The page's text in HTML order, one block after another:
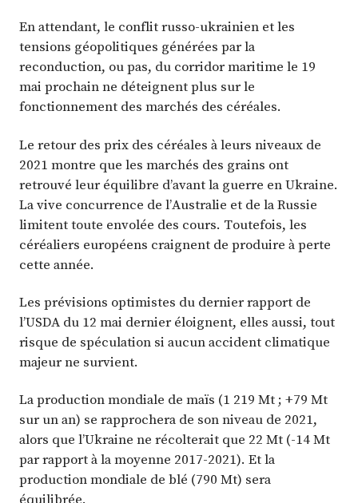
En attendant, le conflit russo-ukrainien et les
tensions géopolitiques générées par la
reconduction, ou pas, du corridor maritime le 19
mai prochain ne déteignent plus sur le
fonctionnement des marchés des céréales.
Le retour des prix des céréales à leurs niveaux de
2021 montre que les marchés des grains ont
retrouvé leur équilibre d’avant la guerre en Ukraine.
La vive concurrence de l’Australie et de la Russie
limitent toute envolée des cours. Toutefois, les
céréaliers européens craignent de produire à perte
cette année.
Les prévisions optimistes du dernier rapport de
l’USDA du 12 mai dernier éloignent, elles aussi, tout
risque de spéculation si aucun accident climatique
majeur ne survient.
La production mondiale de maïs (1 219 Mt ; +79 Mt
sur un an) se rapprochera de son niveau de 2021,
alors que l’Ukraine ne récolterait que 22 Mt (-14 Mt
par rapport à la moyenne 2017-2021). Et la
production mondiale de blé (790 Mt) sera